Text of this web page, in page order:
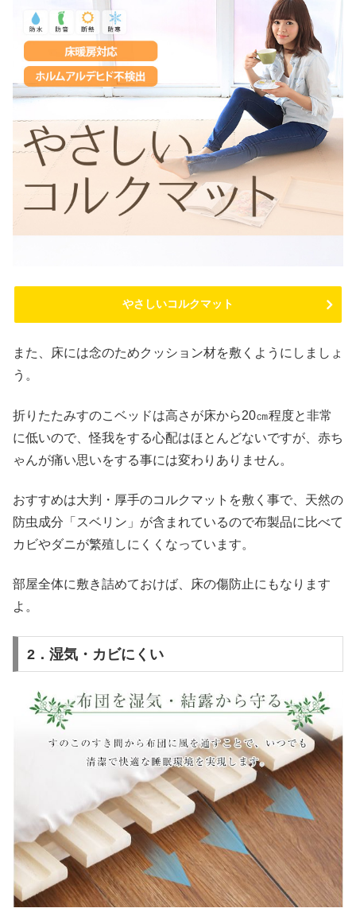
やさしいコルクマット
また、床には念のためクッション材を敷くようにしましょ
う。
折りたたみすのこベッドは高さが床から20㎝程度と非常
に低いので、怪我をする心配はほとんどないですが、赤ち
ゃんが痛い思いをする事には変わりありません。
おすすめは大判・厚手のコルクマットを敷く事で、天然の
防虫成分「スベリン」が含まれているので布製品に比べて
カビやダニが繁殖しにくくなっています。
部屋全体に敷き詰めておけば、床の傷防止にもなります
よ。
2．湿気・カビにくい